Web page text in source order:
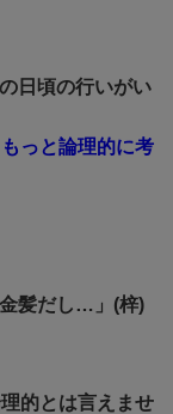
日頃の行いがい
っと論理的に考
髪だし…」(梓)
的とは言えませ